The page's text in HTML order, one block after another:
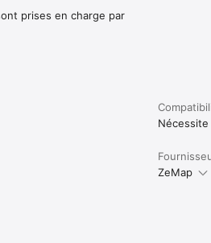
prises en charge par
ZeMap